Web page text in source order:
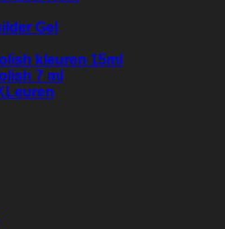
Gel
kleuren 15ml
7 ml